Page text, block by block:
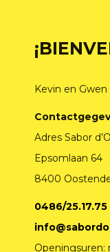
Kevin en
Adres Sabor d’O
Epsomlaan 64
8400
0486/25.17.75
Openingsuren: